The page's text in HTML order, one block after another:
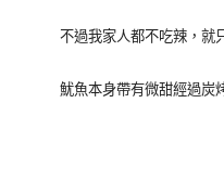
不過我家人都不吃辣，就
魷魚本身帶有微甜經過炭